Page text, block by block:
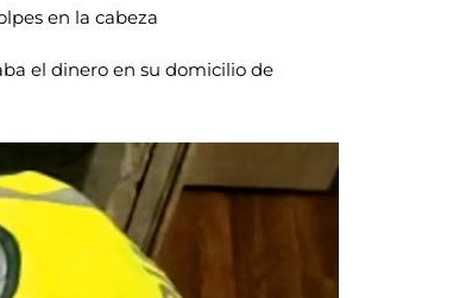
en la cabeza
el dinero en su domicilio de